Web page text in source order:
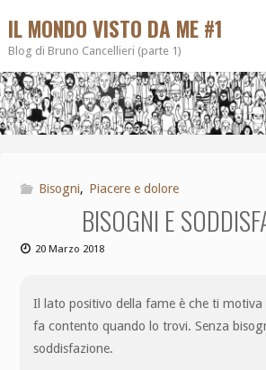
IL MONDO VISTO DA ME #1
Blog di Bruno Cancellieri (parte 1)
Bisogni, Piacere e dolore
BISOGNI E
20 Marzo 2018
Il lato positivo della fame è che ti motiva
fa contento quando lo trovi. Senza
soddisfazione.